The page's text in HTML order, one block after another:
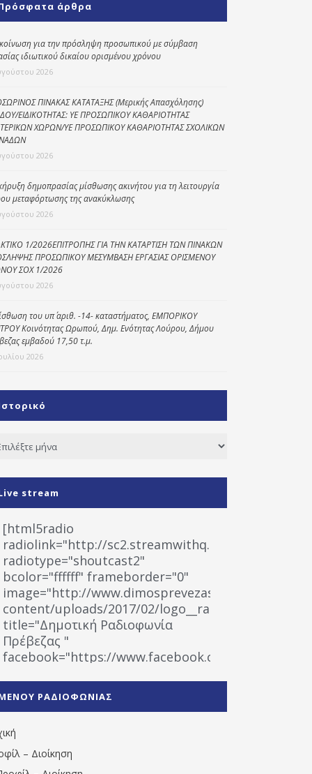
Kοινωνικό
φαρμακείο
Πρόγραμμα
“Βοήθεια στο σπίτι”
Κέντρο Ημερήσιας
Φροντίδας
άρθρα
για την πρόσληψη προσωπικού με σύμβαση
ιδιωτικού δικαίου ορισμένου χρόνου
2026
ΠΙΝΑΚΑΣ ΚΑΤΑΤΑΞΗΣ (Μερικής Απασχόλησης)
ΕΙΔΙΚΟΤΗΤΑΣ: ΥΕ ΠΡΟΣΩΠΙΚΟΥ ΚΑΘΑΡΙΟΤΗΤΑΣ
ΧΩΡΩΝ/ΥΕ ΠΡΟΣΩΠΙΚΟΥ ΚΑΘΑΡΙΟΤΗΤΑΣ ΣΧΟΛΙΚΩΝ
2026
δημοπρασίας μίσθωσης ακινήτου για τη λειτουργία
μεταφόρτωσης της ανακύκλωσης
2026
1/2026ΕΠΙΤΡΟΠΗΣ ΓΙΑ ΤΗΝ ΚΑΤΑΡΤΙΣΗ ΤΩΝ ΠΙΝΑΚΩΝ
ΠΡΟΣΩΠΙΚΟΥ ΜΕΣΥΜΒΑΣΗ ΕΡΓΑΣΙΑΣ ΟΡΙΣΜΕΝΟΥ
ΣΟΧ 1/2026
2026
του υπ΄ αριθ. -14- καταστήματος, ΕΜΠΟΡΙΚΟΥ
Κοινότητας Ωρωπού, Δημ. Ενότητας Λούρου, Δήμου
εμβαδού 17,50 τ.μ.
2026
stream
[html5radio
radiolink="http://sc2.streamwithq.com:8028/
radiotype="shoutcast2"
bcolor="ffffff" frameborder="0"
image="http://www.dimosprevezas.gr/wp-
content/uploads/2017/02/logo__radiofonias.jpg"
title="Δημοτική Ραδιοφωνία
Πρέβεζας "
facebook="https://www.facebook.com/
1531194763766854/" artist="" ]
ΡΑΔΙΟΦΩΝΙΑΣ
– Διοίκηση